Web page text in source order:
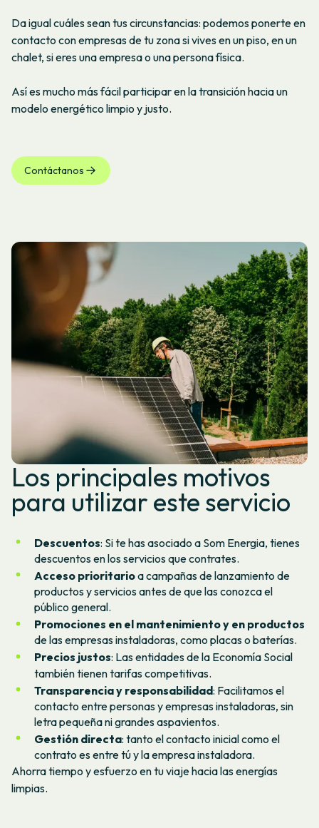
Da igual cuáles sean tus circunstancias: podemos ponerte en
contacto con empresas de tu zona si vives en un piso, en un
chalet, si eres una empresa o una persona física.
Así es mucho más fácil participar en la transición hacia un
modelo energético limpio y justo.
Contáctanos
Los principales motivos
para utilizar este servicio
Descuentos: Si te has asociado a Som Energia, tienes
descuentos en los servicios que contrates.
Acceso prioritarioa campañas de lanzamiento de
productos y servicios antes de que las conozca el
público general.
Promociones en el mantenimiento y en productos
de las empresas instaladoras, como placas o baterías.
Precios justos: Las entidades de la Economía Social
también tienen tarifas competitivas.
Transparencia y responsabilidad: Facilitamos el
contacto entre personas y empresas instaladoras, sin
letra pequeña ni grandes aspavientos.
Gestión directa: tanto el contacto inicial como el
contrato es entre tú y la empresa instaladora.
Ahorra tiempo y esfuerzo en tu viaje hacia las energías
limpias.